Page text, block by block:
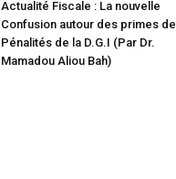
Actualité Fiscale : La nouvelle
Confusion autour des primes de
Pénalités de la D.G.I (Par Dr.
Mamadou Aliou Bah)